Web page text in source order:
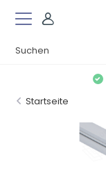
Startseite